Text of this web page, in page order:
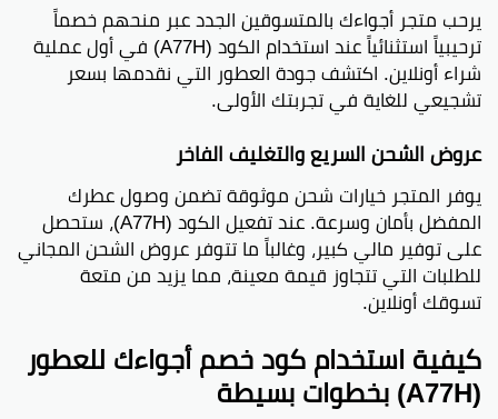
يرحب متجر أجواءك بالمتسوقين الجدد عبر منحهم خصماً
ترحيبياً استثنائياً عند استخدام الكود (A77H) في أول عملية
شراء أونلاين. اكتشف جودة العطور التي نقدمها بسعر
تشجيعي للغاية في تجربتك الأولى.
عروض الشحن السريع والتغليف الفاخر
يوفر المتجر خيارات شحن موثوقة تضمن وصول عطرك
المفضل بأمان وسرعة. عند تفعيل الكود (A77H)، ستحصل
على توفير مالي كبير، وغالباً ما تتوفر عروض الشحن المجاني
للطلبات التي تتجاوز قيمة معينة، مما يزيد من متعة
تسوقك أونلاين.
كيفية استخدام كود خصم أجواءك للعطور
(A77H) بخطوات بسيطة